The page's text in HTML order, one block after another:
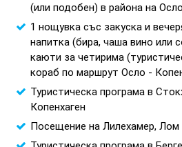
(или подобен) в района на Осло
1 нощувка със закуска и
напитка (бира, чаша вино или
каюти за четирима
кораб по маршрут Осло -
Туристическа програма в
Копенхаген
Посещение на Лилехамер, Лом